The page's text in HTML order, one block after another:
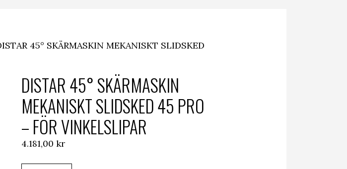
45° SKÄRMASKIN MEKANISKT SLIDSKED
DISTAR 45° SKÄRMASKIN
MEKANISKT SLIDSKED 45 PRO
– FÖR VINKELSLIPAR
4.181,00 kr